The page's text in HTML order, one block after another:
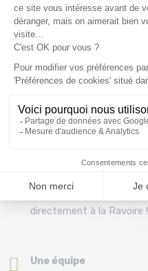
(Voir les produits non
éligibles)
Remboursement et
Délai de rétractation de
30 jours
Clic and collect
directement à la Ravoire !
Une équipe